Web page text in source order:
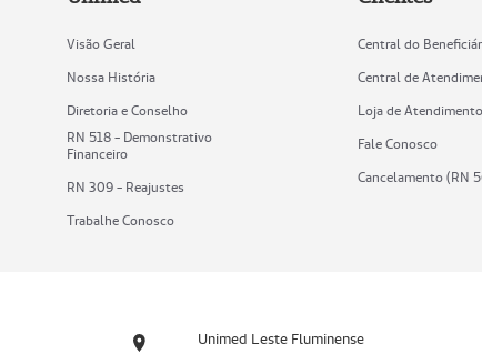
Visão Geral
Nossa História
Diretoria e Conselho
RN 518 - Demonstrativo
Financeiro
RN 309 - Reajustes
Trabalhe Conosco
Central do
Central de
Loja de Atendimento
Fale Conosco
Cancelamento (RN
Unimed Leste Fluminense